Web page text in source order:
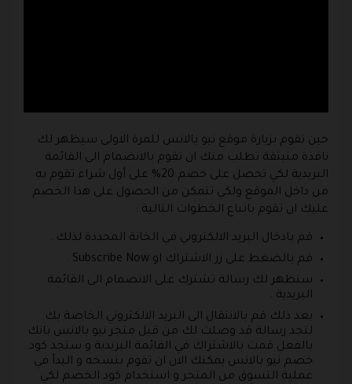
حين تقوم بزيارة موقع نيو بالانس للمرة الاولى سيظهر لك
نافذة منبثقة تطلب منك ان تقوم بالانضمام الى القائمة
البريدية لكي تحصل على خصم 20% على أول شراء تقوم به
من داخل الموقع ولكي تتمكن من الحصول على هذا الخصم
عليك ان تقوم باتباع الخطوات التالية :
قم بادخال البريد الالكتروني في الخانة المحددة لذلك .
قم بالضغط على زر الاشتراك او Subscribe Now .
ستظهر لك رسالة تشترك على الانضمام الى القائمة
البريدية .
بعد ذلك قم بالانتقال الى البريد الالكتروني الخاصة بك
لتجد رسالة قد وصلت لك من قبل متجر نيو بالانس بانك
بالفعل قمت بالاشتراك في القائمة البريدية و ستجد كود
خصم نيو بالانس يمكنك الان ان تقوم بنسخه و البدأ في
عملية التسوق من المتجر و استخدام كود الخصم لكي